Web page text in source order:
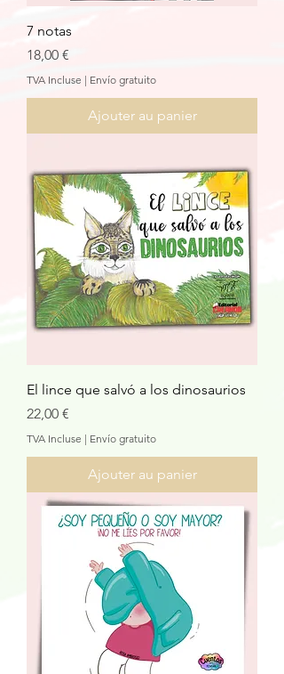
7 notas
Prix
18,00 €
TVA Incluse | Envío gratuito
Ajouter au panier
El lince que salvó a los dinosaurios
Prix
22,00 €
TVA Incluse | Envío gratuito
Ajouter au panier